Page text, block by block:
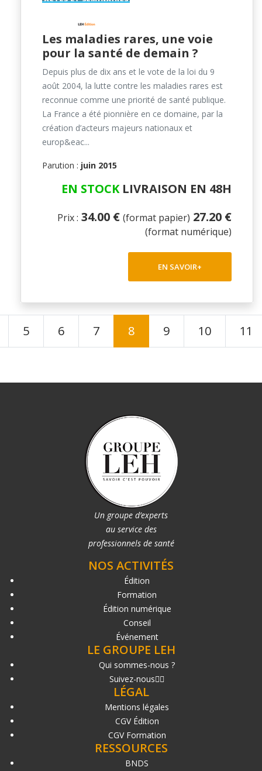
Les maladies rares, une voie
pour la santé de demain ?
Depuis plus de dix ans et le vote de la loi du 9
août 2004, la lutte contre les maladies rares est
reconnue comme une priorité de santé publique.
La France a été pionnière en ce domaine, par la
création d’acteurs majeurs nationaux et
europ&eac...
Parution : juin 2015
EN STOCKLIVRAISON EN 48H
Prix : 34.00 € (format papier) 27.20 €
(format numérique)
EN SAVOIR+
5 6 7 8 9 10 11
Un groupe d’experts
au service des
professionnels de santé
NOS ACTIVITÉS
Édition
Formation
Édition numérique
Conseil
Événement
LE GROUPE LEH
Qui sommes-nous ?
Suivez-nous
LÉGAL
Mentions légales
CGV Édition
CGV Formation
RESSOURCES
BNDS